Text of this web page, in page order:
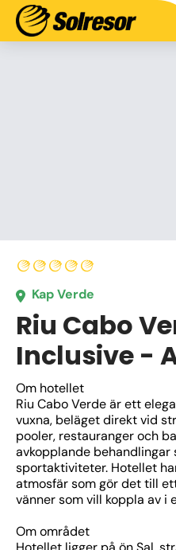
Kap Verde
Riu Cabo
Inclusive -
Om hotellet
Riu Cabo Verde är ett
vuxna, beläget direkt vid
pooler, restauranger och
avkopplande behandlingar
sportaktiviteter. Hotellet
atmosfär som gör det till
vänner som vill koppla av i
Om området